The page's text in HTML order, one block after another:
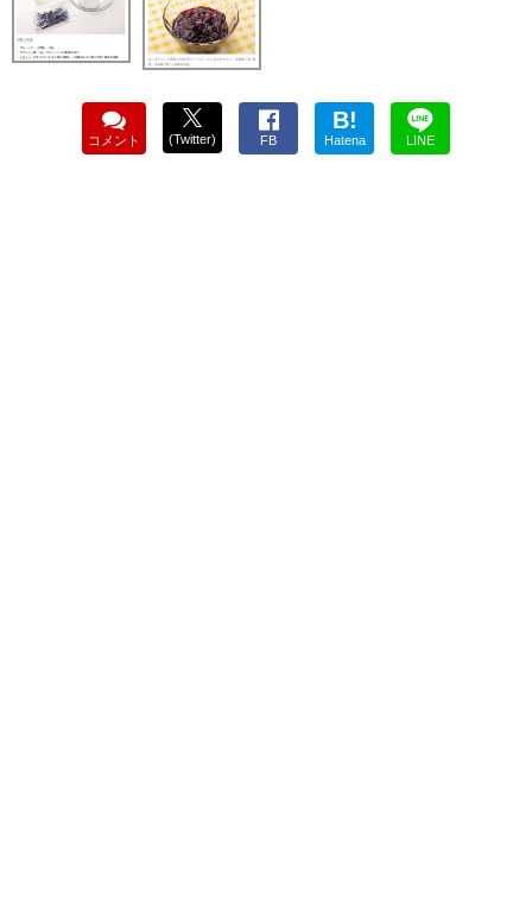
コメント (Twitter) FB
B!
Hatena LINE